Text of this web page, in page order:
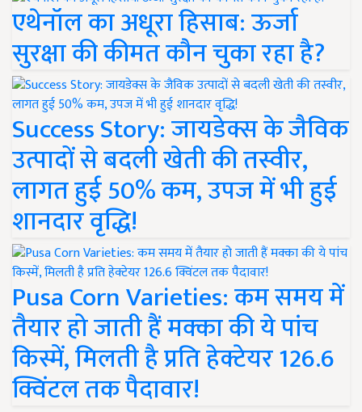
एथेनॉल का अधूरा हिसाब: ऊर्जा
सुरक्षा की कीमत कौन चुका रहा है?
Success Story: जायडेक्स के जैविक
उत्पादों से बदली खेती की तस्वीर,
लागत हुई 50% कम, उपज में भी हुई
शानदार वृद्धि!
Pusa Corn Varieties: कम समय में
तैयार हो जाती हैं मक्का की ये पांच
किस्में, मिलती है प्रति हेक्टेयर 126.6
क्विंटल तक पैदावार!